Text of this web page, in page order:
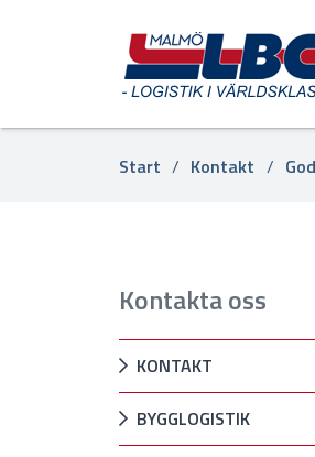
Start Kontakt
Kontakta oss
KONTAKT
BYGGLOGISTIK